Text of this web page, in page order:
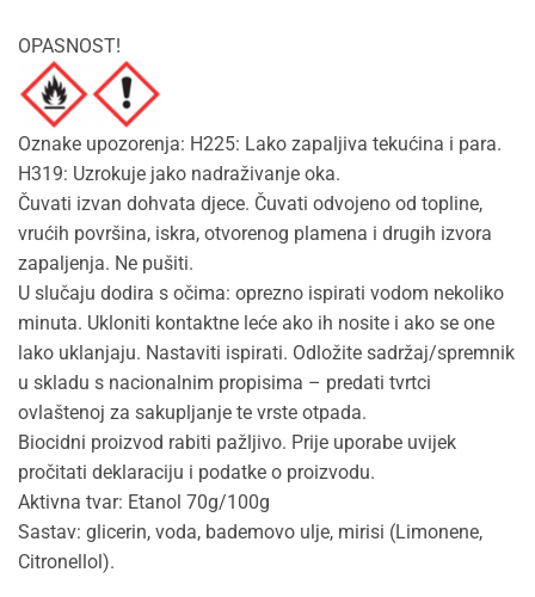
OPASNOST!
Oznake upozorenja: H225: Lako zapaljiva tekućina i para.
H319: Uzrokuje jako nadraživanje oka.
Čuvati izvan dohvata djece. Čuvati odvojeno od topline,
vrućih površina, iskra, otvorenog plamena i drugih izvora
zapaljenja. Ne pušiti.
U slučaju dodira s očima: oprezno ispirati vodom nekoliko
minuta. Ukloniti kontaktne leće ako ih nosite i ako se one
lako uklanjaju. Nastaviti ispirati. Odložite sadržaj/spremnik
u skladu s nacionalnim propisima – predati tvrtci
ovlaštenoj za sakupljanje te vrste otpada.
Biocidni proizvod rabiti pažljivo. Prije uporabe uvijek
pročitati deklaraciju i podatke o proizvodu.
Aktivna tvar: Etanol 70g/100g
Sastav: glicerin, voda, bademovo ulje, mirisi (Limonene,
Citronellol).